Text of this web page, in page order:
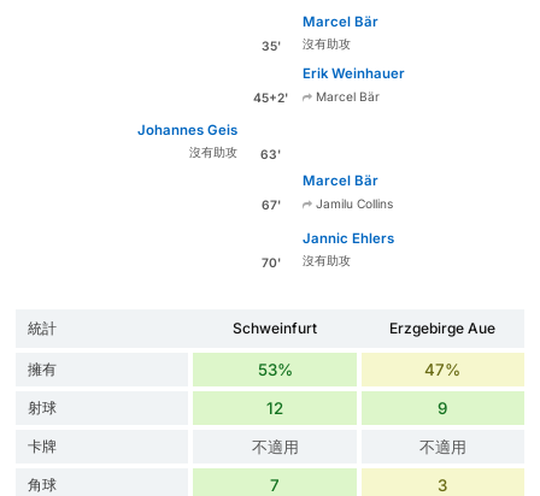
35'
Marcel Bär
沒有助攻
45+2'
Erik Weinhauer
Marcel Bär
Johannes Geis
沒有助攻 63'
67'
Marcel Bär
Jamilu Collins
70'
Jannic Ehlers
沒有助攻
統計 Schweinfurt Erzgebirge Aue
擁有 53% 47%
射球 12 9
卡牌 不適用 不適用
角球 7 3